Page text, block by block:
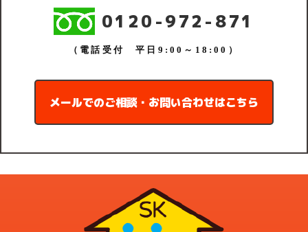
0120-972-871
（電話受付 平日9:00～18:00）
メールでのご相談・お問い合わせはこちら